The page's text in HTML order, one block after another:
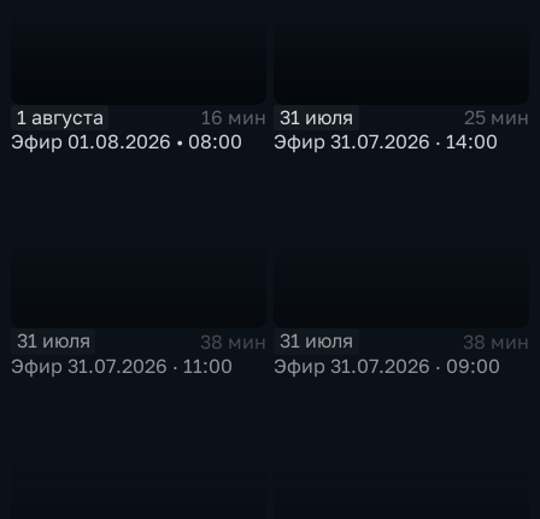
1 августа
16 мин
Эфир 01.08.2026 • 08:00
31 июля
25 мин
Эфир 31.07.2026 · 14:00
31 июля
38 мин
Эфир 31.07.2026 · 11:00
31 июля
38 мин
Эфир 31.07.2026 · 09:00